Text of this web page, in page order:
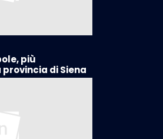
più
di Siena